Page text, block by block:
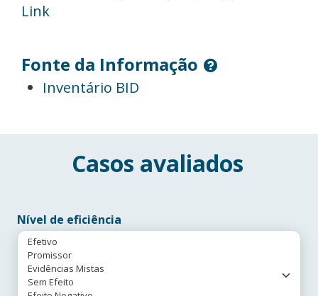
Link
Fonte da Informação
Inventário BID
Casos avaliados
Nível de eficiência